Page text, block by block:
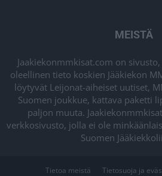
MEISTÄ
Jaakiekonmmkisat.com on
oleellinen tieto koskien Jääkiekon
löytyvät Leijonat-aiheiset uutiset,
Suomen joukkue, kattava paketti
paljon muuta.
verkkosivusto, jolla ei ole
Suomen
Tietoa meistä Tietosuoja ja